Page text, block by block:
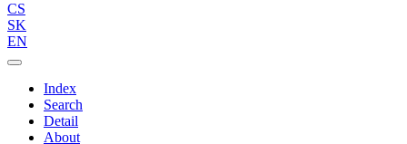
CS
SK
EN
Index
Search
Detail
About